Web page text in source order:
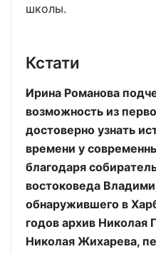
школы.
Кстати
Ирина Романова
возможность из
достоверно узнать
времени у
благодаря
востоковеда
обнаружившего в
годов архив Николая
Николая Жихарева,